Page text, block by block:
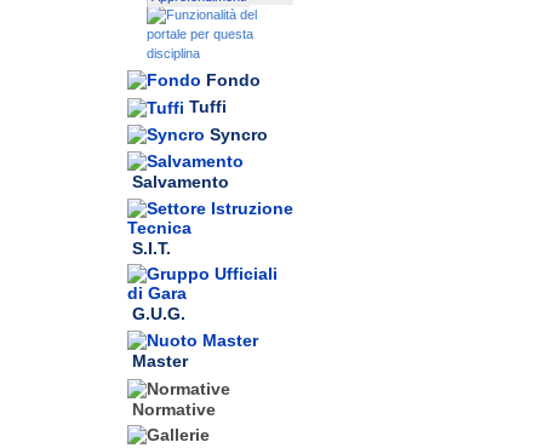
Fondo
Tuffi
Syncro
Salvamento
S.I.T.
G.U.G.
Master
Normative